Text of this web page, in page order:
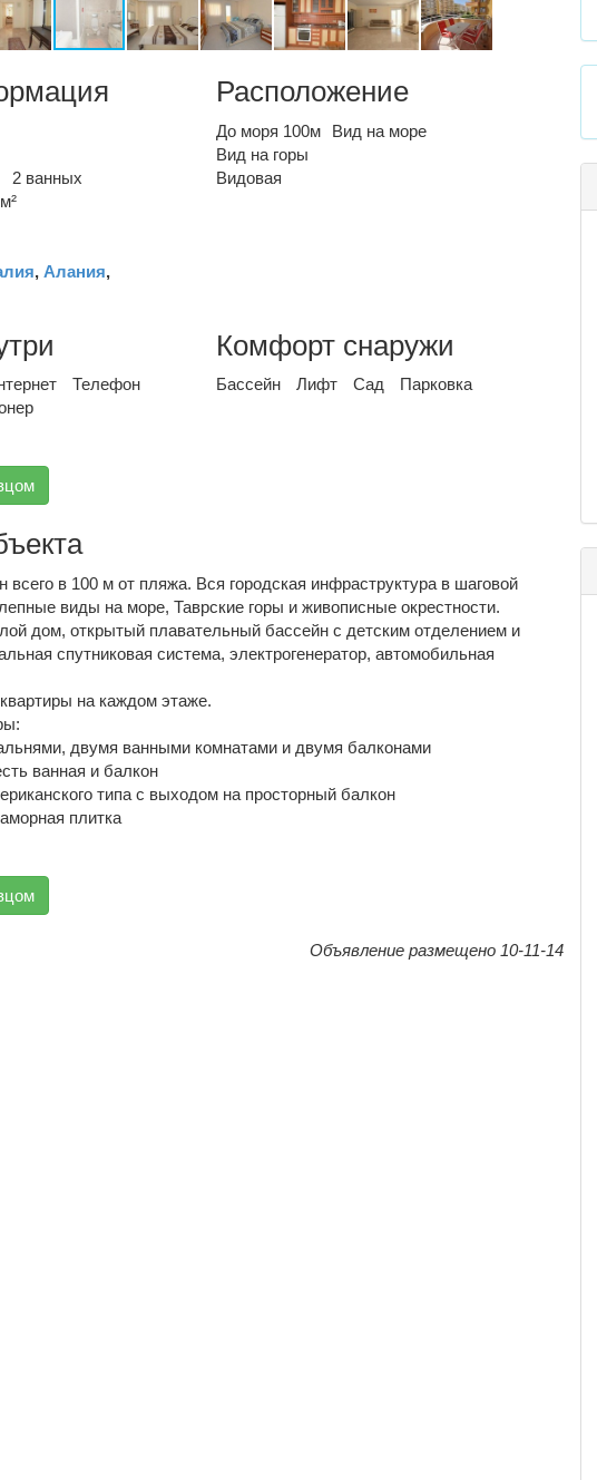
2 ванных
, Алания,
Расположение
До моря 100м
Вид на море
Вид на горы
Видовая
Телефон
Комфорт снаружи
Бассейн Лифт Сад Парковка
всего в 100 м от пляжа. Вся городская инфраструктура в шаговой
виды на море, Таврские горы и живописные окрестности.
дом, открытый плавательный бассейн с детским отделением и
спутниковая система, электрогенератор, автомобильная
на каждом этаже.
двумя ванными комнатами и двумя балконами
ванная и балкон
типа с выходом на просторный балкон
плитка
Объявление размещено 10-11-14